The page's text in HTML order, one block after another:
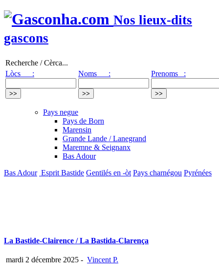
Nos lieux-dits
gascons
Recherche / Cèrca...
Lòcs :
Noms : Prenoms :
Pays negue
Pays de Born
Marensin
Grande Lande / Lanegrand
Maremne & Seignanx
Bas Adour
Bas Adour Esprit Bastide Gentilés en -òt Pays charnégou Pyrénées
La Bastide-Clairence / La Bastida-Clarença
mardi 2 décembre 2025 - Vincent P.